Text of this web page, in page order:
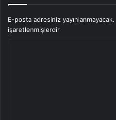
E-posta adresiniz yayınlanmayacak.
işaretlenmişlerdir